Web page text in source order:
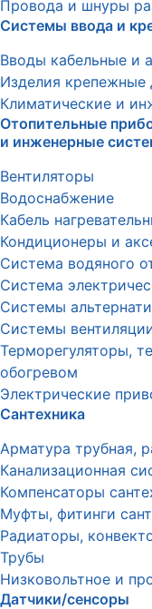
Провода и шнуры
Системы ввода и
Вводы кабельные и
Изделия крепежные
Климатические и
Отопительные
и инженерные
Вентиляторы
Водоснабжение
Кабель
Кондиционеры и
Система водяного
Система
Системы
Системы
Терморегуляторы,
обогревом
Электрические
Сантехника
Арматура трубная,
Канализационная
Компенсаторы
Муфты, фитинги
Радиаторы,
Трубы
Низковольтное и
Датчики/сенсоры